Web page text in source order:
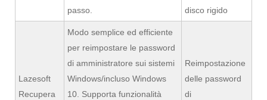
passo.
disco rigido
Lazesoft
Recupera
Modo semplice ed efficiente
per reimpostare le password
di amministratore sui sistemi
Windows/incluso Windows
10. Supporta funzionalità
Reimpostazione
delle password
di